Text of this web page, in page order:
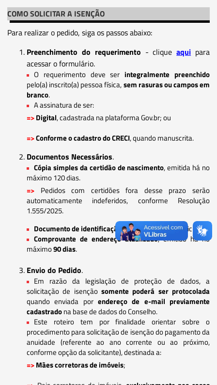
COMO SOLICITAR A ISENÇÃO
Para realizar o pedido, siga os passos abaixo:
Preenchimento do requerimento - cliqueaqui para
acessar o formulário.
O requerimento deve ser integralmente preenchido
pelo(a) inscrito(a) pessoa física,sem rasuras ou campos em
branco.
A assinatura de ser:
=>Digital, cadastrada na plataforma Gov.br; ou
=>Conforme o cadastro do CRECI, quando manuscrita.
Documentos Necessários.
Cópia simples da certidão de nascimento, emitida há no
máximo 120 dias.
=> Pedidos com certidões fora desse prazo serão
automaticamente indeferidos, conforme Resolução
1.555/2025.
Documento de identificaçãodo requerente/beneficiário;
Comprovante de endereço atualizado, emitido há no
máximo90 dias.
Envio do Pedido.
Em razão da legislação de proteção de dados, a
solicitação de isenção somente poderá ser protocolada
quando enviada por endereço de e-mail previamente
cadastradona base de dados do Conselho.
Este roteiro tem por finalidade orientar sobre o
procedimento para solicitação de isenção do pagamento da
anuidade (referente ao ano corrente ou ao próximo,
conforme opção da solicitante), destinada a:
=>Mães corretoras de imóveis;